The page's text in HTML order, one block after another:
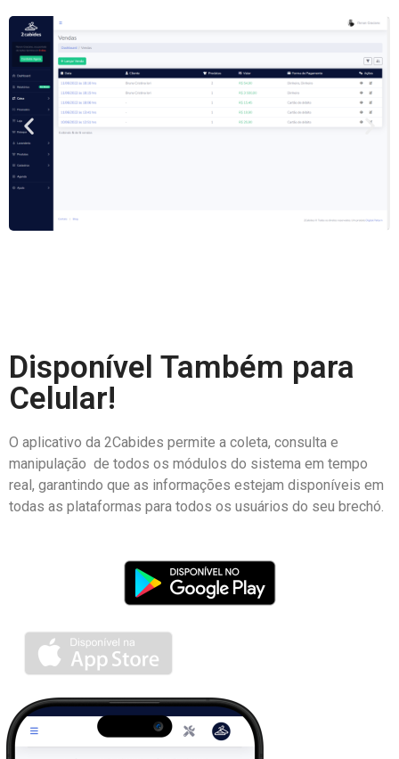
Disponível Também para
Celular!
O aplicativo da 2Cabides permite a coleta, consulta e
manipulação de todos os módulos do sistema em tempo
real, garantindo que as informações estejam disponíveis em
todas as plataformas para todos os usuários do seu brechó.